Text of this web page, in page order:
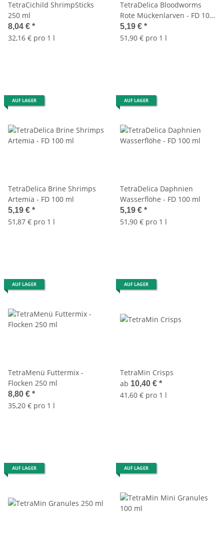
TetraCichild ShrimpSticks
250 ml
8,04 € *
32,16 € pro 1 l
TetraDelica Bloodworms
Rote Mückenlarven - FD 100
ml
5,19 € *
51,90 € pro 1 l
AUF LAGER
TetraDelica Brine Shrimps
Artemia - FD 100 ml
5,19 € *
51,87 € pro 1 l
AUF LAGER
TetraDelica Daphnien
Wasserflöhe - FD 100 ml
5,19 € *
51,90 € pro 1 l
AUF LAGER
TetraMenü Futtermix -
Flocken 250 ml
8,80 € *
35,20 € pro 1 l
AUF LAGER
TetraMin Crisps
ab 10,40 € *
41,60 € pro 1 l
AUF LAGER AUF LAGER